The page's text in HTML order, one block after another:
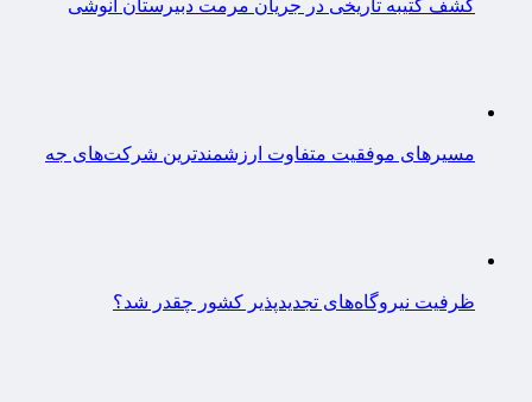
کشف کتیبه تاریخی در جریان مرمت دبیرستان انوشی
مسیرهای موفقیت متفاوت ارزشمندترین شرکت‌های جه
ظرفیت نیروگاه‌های تجدیدپذیر کشور چقدر شد؟